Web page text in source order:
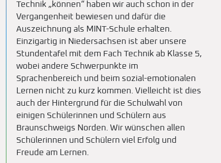
Technik „können“ haben wir auch schon in der
Vergangenheit bewiesen und dafür die
Auszeichnung als MINT-Schule erhalten.
Einzigartig in Niedersachsen ist aber unsere
Stundentafel mit dem Fach Technik ab Klasse 5,
wobei andere Schwerpunkte im
Sprachenbereich und beim sozial-emotionalen
Lernen nicht zu kurz kommen. Vielleicht ist dies
auch der Hintergrund für die Schulwahl von
einigen Schülerinnen und Schülern aus
Braunschweigs Norden. Wir wünschen allen
Schülerinnen und Schülern viel Erfolg und
Freude am Lernen.